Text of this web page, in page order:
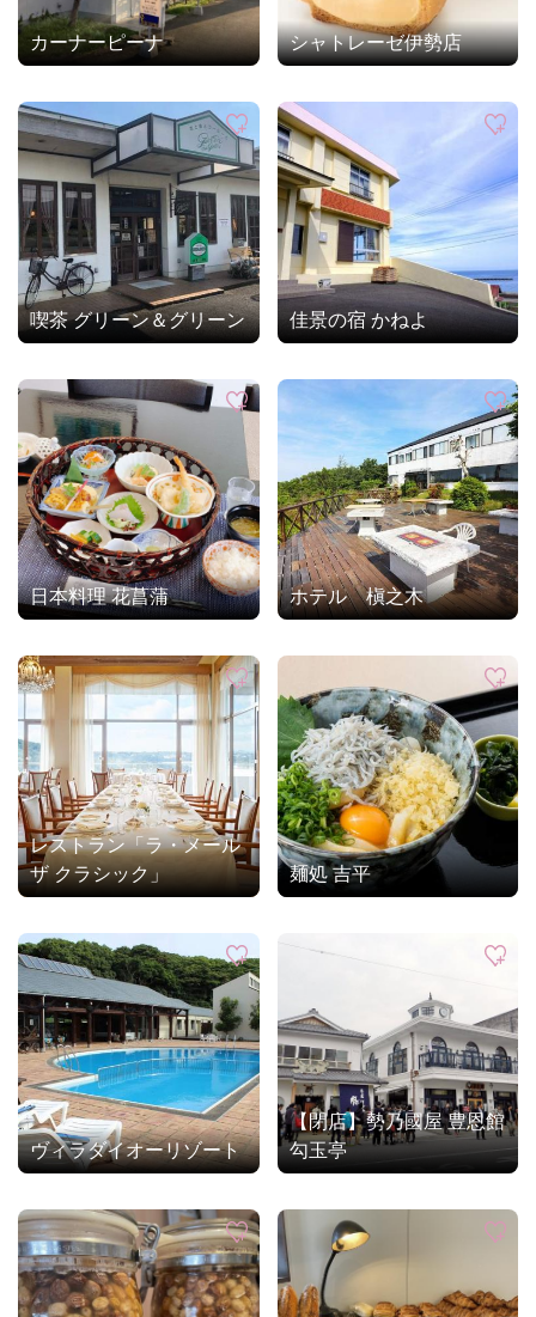
カーナーピーナ シャトレーゼ伊勢店
喫茶 グリーン＆グリーン 佳景の宿 かねよ
日本料理 花菖蒲 ホテル 槇之木
レストラン「ラ・メール
ザ クラシック」
麺処 吉平
ヴィラダイオーリゾート
【閉店】勢乃國屋 豊恩館
勾玉亭